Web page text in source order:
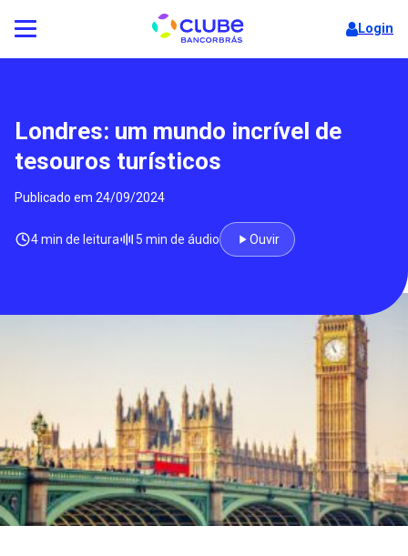
Login
Londres: um mundo incrível de
tesouros turísticos
Publicado em 24/09/2024
4 min de leitura 5 min de áudio Ouvir